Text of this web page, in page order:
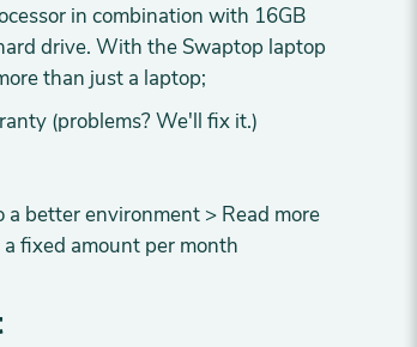
in combination with 16GB
drive. With the Swaptop laptop
than just a laptop;
(problems? We'll fix it.)
better environment > Read more
fixed amount per month